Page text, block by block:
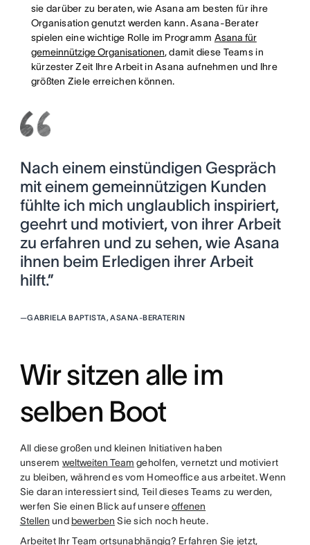
sie darüber zu beraten, wie Asana am besten für ihre
Organisation genutzt werden kann. Asana-Berater
spielen eine wichtige Rolle im Programm Asana für
gemeinnützige Organisationen, damit diese Teams in
kürzester Zeit Ihre Arbeit in Asana aufnehmen und Ihre
größten Ziele erreichen können.
Nach einem einstündigen Gespräch
mit einem gemeinnützigen Kunden
fühlte ich mich unglaublich inspiriert,
geehrt und motiviert, von ihrer Arbeit
zu erfahren und zu sehen, wie Asana
ihnen beim Erledigen ihrer Arbeit
hilft.”
—GABRIELA BAPTISTA, ASANA-BERATERIN
Wir sitzen alle im
selben Boot
All diese großen und kleinen Initiativen haben
unserem weltweiten Team geholfen, vernetzt und motiviert
zu bleiben, während es vom Homeoffice aus arbeitet. Wenn
Sie daran interessiert sind, Teil dieses Teams zu werden,
werfen Sie einen Blick auf unsereoffenen
Stellen und bewerben Sie sich noch heute.
Arbeitet Ihr Team ortsunabhängig? Erfahren Sie jetzt,